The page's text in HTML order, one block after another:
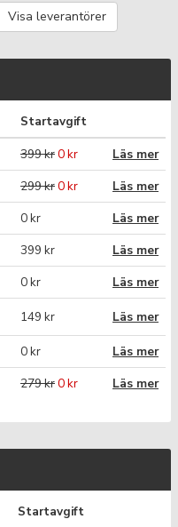
Visa leverantörer
Startavgift
399 kr0 kr
Läs mer
299 kr0 kr
Läs mer
0 kr
Läs mer
399 kr
Läs mer
0 kr
Läs mer
149 kr Läs mer
0 kr
Läs mer
279 kr0 kr Läs mer
Startavgift